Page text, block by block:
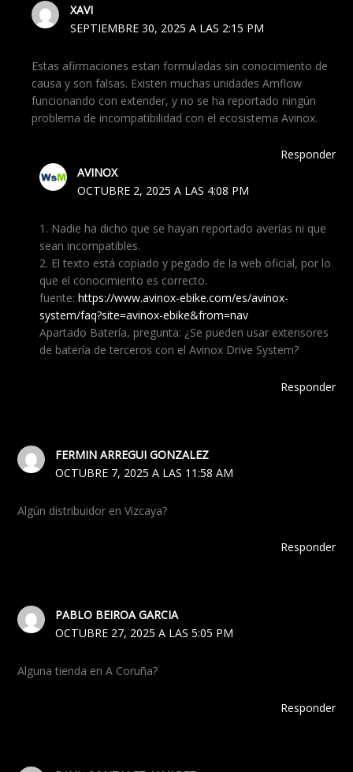
XAVI
SEPTIEMBRE 30, 2025 A LAS 2:15 PM
Estas afirmaciones estan formuladas sin conocimiento de
causa y son falsas. Existen muchas unidades Amflow
funcionando con extender, y no se ha reportado ningún
problema de incompatibilidad con el ecosistema Avinox.
Responder
AVINOX
OCTUBRE 2, 2025 A LAS 4:08 PM
1. Nadie ha dicho que se hayan reportado averías ni que
sean incompatibles.
2. El texto está copiado y pegado de la web oficial, por lo
que el conocimiento es correcto.
fuente: https://www.avinox-ebike.com/es/avinox-
system/faq?site=avinox-ebike&from=nav
Apartado Batería, pregunta: ¿Se pueden usar extensores
de batería de terceros con el Avinox Drive System?
Responder
FERMIN ARREGUI GONZALEZ
OCTUBRE 7, 2025 A LAS 11:58 AM
Algún distribuidor en Vizcaya?
Responder
PABLO BEIROA GARCIA
OCTUBRE 27, 2025 A LAS 5:05 PM
Alguna tienda en A Coruña?
Responder